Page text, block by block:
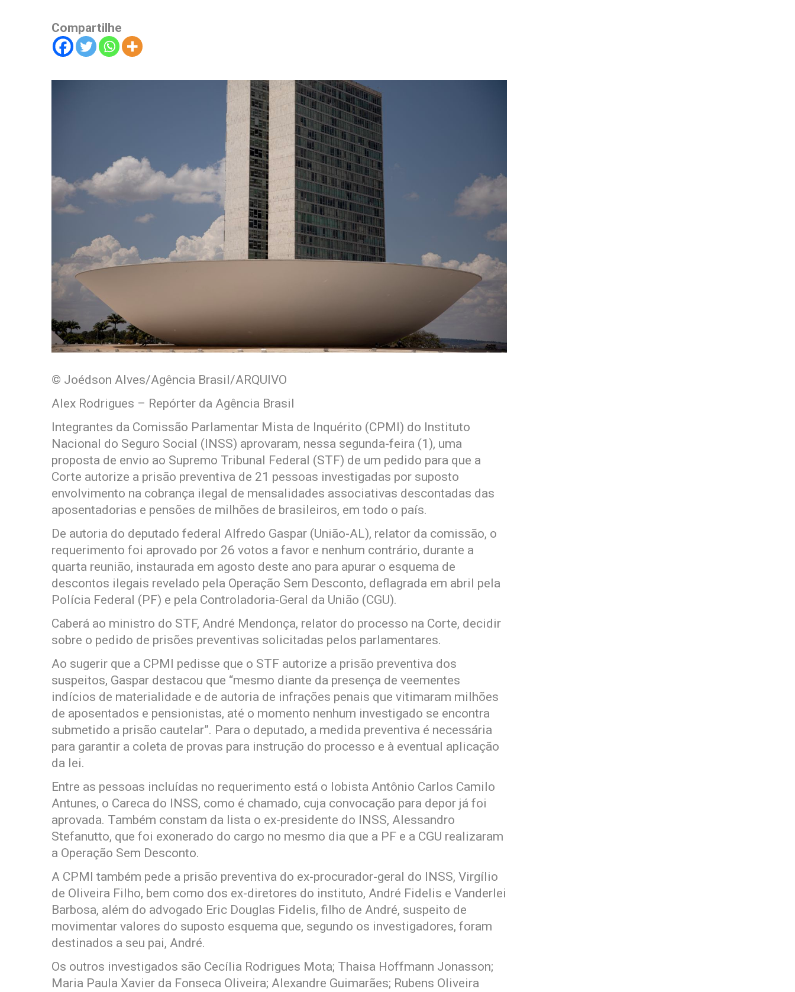
Compartilhe
© Joédson Alves/Agência Brasil/ARQUIVO
Alex Rodrigues – Repórter da Agência Brasil
Integrantes da Comissão Parlamentar Mista de Inquérito (CPMI) do Instituto
Nacional do Seguro Social (INSS) aprovaram, nessa segunda-feira (1), uma
proposta de envio ao Supremo Tribunal Federal (STF) de um pedido para que a
Corte autorize a prisão preventiva de 21 pessoas investigadas por suposto
envolvimento na cobrança ilegal de mensalidades associativas descontadas das
aposentadorias e pensões de milhões de brasileiros, em todo o país.
De autoria do deputado federal Alfredo Gaspar (União-AL), relator da comissão, o
requerimento foi aprovado por 26 votos a favor e nenhum contrário, durante a
quarta reunião, instaurada em agosto deste ano para apurar o esquema de
descontos ilegais revelado pela Operação Sem Desconto, deflagrada em abril pela
Polícia Federal (PF) e pela Controladoria-Geral da União (CGU).
Caberá ao ministro do STF, André Mendonça, relator do processo na Corte, decidir
sobre o pedido de prisões preventivas solicitadas pelos parlamentares.
Ao sugerir que a CPMI pedisse que o STF autorize a prisão preventiva dos
suspeitos, Gaspar destacou que “mesmo diante da presença de veementes
indícios de materialidade e de autoria de infrações penais que vitimaram milhões
de aposentados e pensionistas, até o momento nenhum investigado se encontra
submetido a prisão cautelar”. Para o deputado, a medida preventiva é necessária
para garantir a coleta de provas para instrução do processo e à eventual aplicação
da lei.
Entre as pessoas incluídas no requerimento está o lobista Antônio Carlos Camilo
Antunes, o Careca do INSS, como é chamado, cuja convocação para depor já foi
aprovada. Também constam da lista o ex-presidente do INSS, Alessandro
Stefanutto, que foi exonerado do cargo no mesmo dia que a PF e a CGU realizaram
a Operação Sem Desconto.
A CPMI também pede a prisão preventiva do ex-procurador-geral do INSS, Virgílio
de Oliveira Filho, bem como dos ex-diretores do instituto, André Fidelis e Vanderlei
Barbosa, além do advogado Eric Douglas Fidelis, filho de André, suspeito de
movimentar valores do suposto esquema que, segundo os investigadores, foram
destinados a seu pai, André.
Os outros investigados são Cecília Rodrigues Mota; Thaisa Hoffmann Jonasson;
Maria Paula Xavier da Fonseca Oliveira; Alexandre Guimarães; Rubens Oliveira